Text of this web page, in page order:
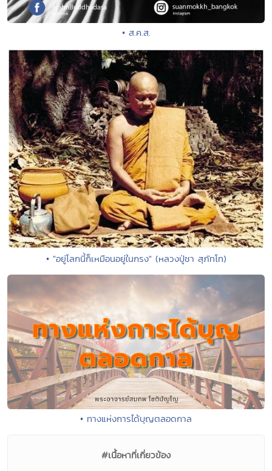
• ส.ค.ส.
• "อยู่โลกนี้ก็เหมือนอยู่ในกรง" (หลวงปู่ชา สุภัทโท)
• ทางแห่งการได้บุญตลอดกาล
#เนื้อหาที่เกี่ยวข้อง